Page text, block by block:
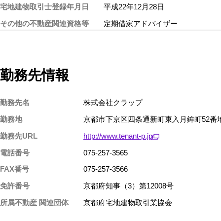
宅地建物取引士登録年月日
平成22年12月28日
その他の不動産関連資格等
定期借家アドバイザー
勤務先情報
勤務先名
株式会社クラップ
勤務地
京都市下京区四条通新町東入月鉾町52番
勤務先URL
http://www.tenant-p.jp
電話番号
075-257-3565
FAX番号
075-257-3566
免許番号
京都府知事（3）第12008号
所属不動産 関連団体
京都府宅地建物取引業協会